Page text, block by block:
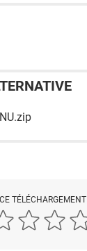
TÉLÉCHARGEMENT